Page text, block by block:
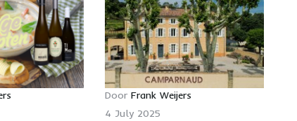
Door Frank Weijers
4 July 2025